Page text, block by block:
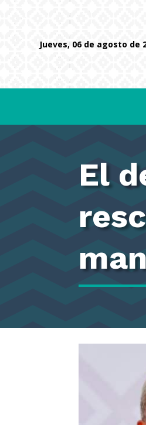
jueves, 06 de agosto de
El